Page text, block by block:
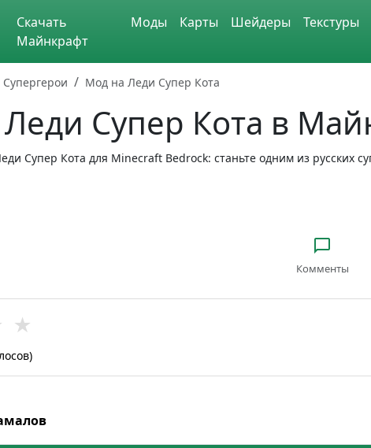
Скачать
Майнкрафт
Моды Карты Шейдеры Текстуры
Супергерои Мод на Леди Супер Кота
Супер Кота в
Супер Кота для Minecraft Bedrock: станьте одним из русских
Комменты
★